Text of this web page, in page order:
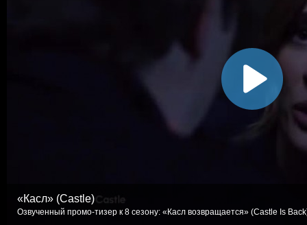
«Касл» (Castle)
Озвученный промо-тизер к 8 сезону: «Касл возвращается» (Castle Is